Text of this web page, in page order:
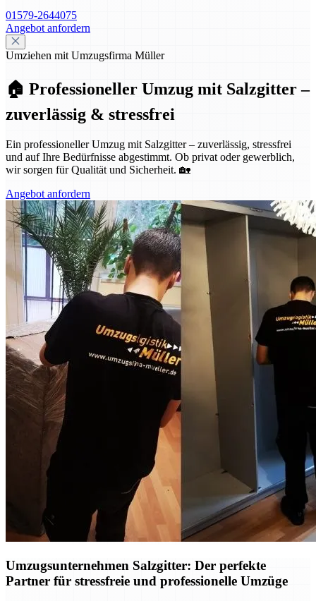
01579-2644075
Angebot anfordern
Umziehen mit Umzugsfirma Müller
🏠 Professioneller Umzug mit Salzgitter –
zuverlässig & stressfrei
Ein professioneller Umzug mit Salzgitter – zuverlässig, stressfrei
und auf Ihre Bedürfnisse abgestimmt. Ob privat oder gewerblich,
wir sorgen für Qualität und Sicherheit. 🏡
Angebot anfordern
Umzugsunternehmen Salzgitter: Der perfekte
Partner für stressfreie und professionelle Umzüge